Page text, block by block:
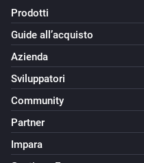
Disattiva
Attiva o disattiva
Prodotti
Guide all’acquisto
Azienda
Sviluppatori
Community
Partner
Impara